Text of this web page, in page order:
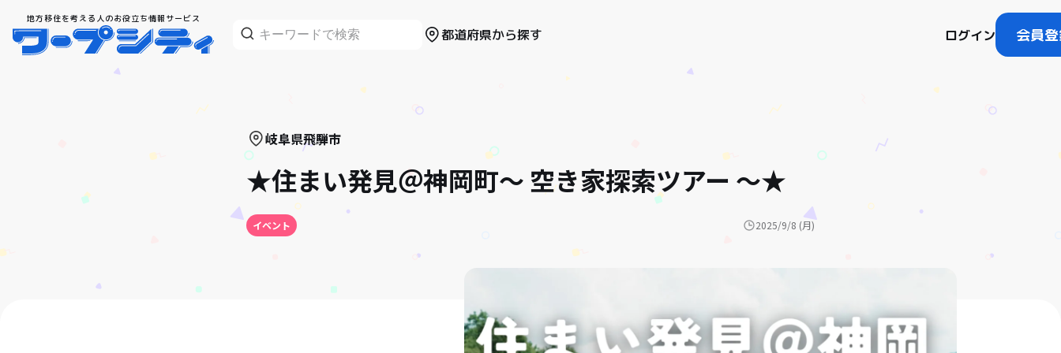
地方移住を考える人のお役立ち情報サービス
都道府県から探す ログイン 会員
岐阜県飛騨市
★住まい発見＠神岡町～ 空き家探索ツアー ～★
イベント 2025/9/8 (月)